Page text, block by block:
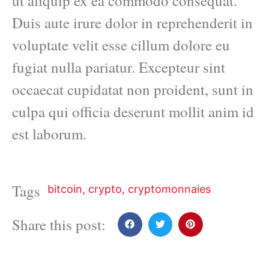
Duis aute irure dolor in reprehenderit in
voluptate velit esse cillum dolore eu
fugiat nulla pariatur. Excepteur sint
occaecat cupidatat non proident, sunt in
culpa qui officia deserunt mollit anim id
est laborum.
Tags bitcoin, crypto, cryptomonnaies
Share this post: